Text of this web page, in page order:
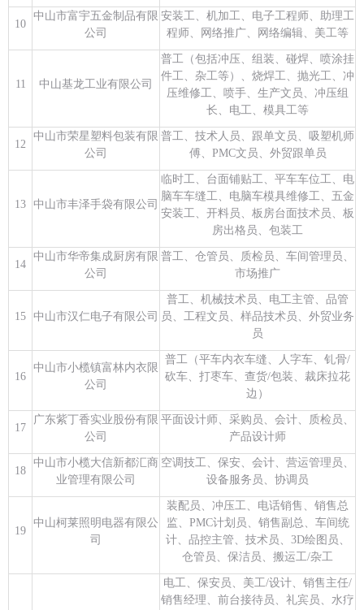
10
中山市富宇五金制品有限
公司
安装工、机加工、电子工程师、助理工
程师、网络推广、网络编辑、美工等
11 中山基龙工业有限公司
普工（包括冲压、组装、碰焊、喷涂挂
件工、杂工等）、烧焊工、抛光工、冲
压维修工、喷手、生产文员、冲压组
长、电工、模具工等
12
中山市荣星塑料包装有限
公司
普工、技术人员、跟单文员、吸塑机师
傅、PMC文员、外贸跟单员
13 中山市丰泽手袋有限公司
临时工、台面铺贴工、平车车位工、电
脑车车缝工、电脑车模具维修工、五金
安装工、开料员、板房台面技术员、板
房出格员、包装工
14
中山市华帝集成厨房有限
公司
普工、仓管员、质检员、车间管理员、
市场推广
15 中山市汉仁电子有限公司
普工、机械技术员、电工主管、品管
员、工程文员、样品技术员、外贸业务
员
16
中山市小榄镇富林内衣限
公司
普工（平车内衣车缝、人字车、钆骨/
砍车、打枣车、查货/包装、裁床拉花
边）
17
广东紫丁香实业股份有限
公司
平面设计师、采购员、会计、质检员、
产品设计师
18
中山市小榄大信新都汇商
业管理有限公司
空调技工、保安、会计、营运管理员、
设备服务员、协调员
19
中山柯莱照明电器有限公
司
装配员、冲压工、电话销售、销售总
监、PMC计划员、销售副总、车间统
计、品控主管、技术员、3D绘图员、
仓管员、保洁员、搬运工/杂工
电工、保安员、美工/设计、销售主任/
销售经理、前台接待员、礼宾员、水疗